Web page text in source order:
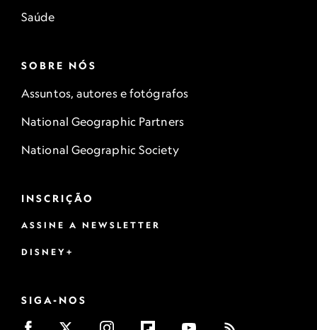
Saúde
SOBRE NÓS
Assuntos, autores e fotógrafos
National Geographic Partners
National Geographic Society
INSCRIÇÃO
ASSINE A NEWSLETTER
DISNEY+
SIGA-NOS